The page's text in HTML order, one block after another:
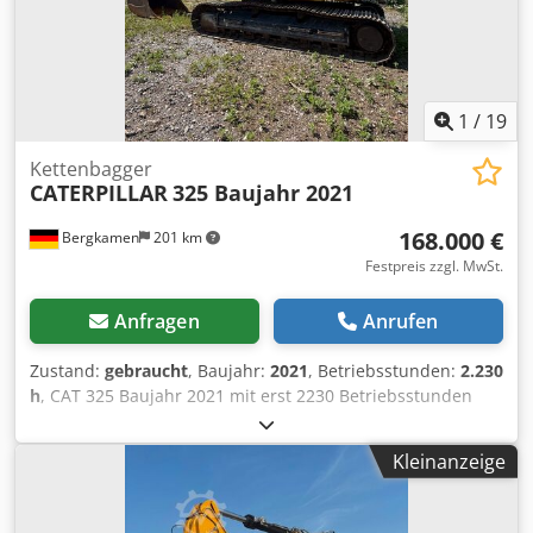
1 / 19
Bergkamen 201 km
Kettenbagger
CATERPILLAR 325 Baujahr 2021
168.000 €
Festpreis zzgl. MwSt.
Anfragen Anrufen
Zustand: gebraucht, Baujahr: 2021, Betriebsstunden: 2.230
h, CAT 325 Baujahr 2021 mit erst 2230 Betriebsstunden
Top Zustand Betriebsgewicht ca. 28.500 kg Motor Cat C4.4
Turbodiesel Motorleistung 128,5 kW (172 PS) Hubraum 4,4
Liter Abgasnorm EU Stufe V Kraftstofftank ca. 313 Liter
Hydrauliksystem ca. 230 Liter Dkjdpfx Aaszg S Abo Esr Max.
Grabtiefe 6,70 m Max. Klima CE
Kleinanzeige